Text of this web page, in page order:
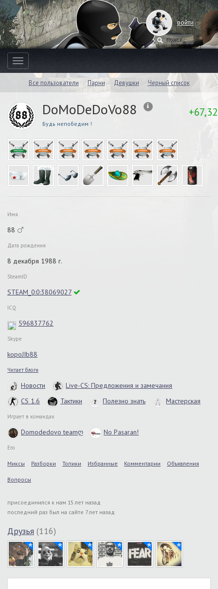
войти
Toggle
navigation
Все пользователи Парни Девушки Черный список
DoMoDeDoVo88
Будь непобедим !
+67,32
Имя
88
Дата рождения
8 декабря 1988 г.
SteamID
STEAM_0:0:38069027
ICQ
596837762
Skype
kopoJIb88
Читает блоги
Новости
Live-CS: Предложения и замечания
CS 1.6
Тактики Полезно знать Мастерская
Играет в командах
Domodedovo teamღ No Pasaran!
Его
Миксы Разборки Топики Избранные Комментарии Объявления
Вопросы
присоединился к нам 15 лет назад
последний раз был на сайте 7 лет назад
Друзья (116)